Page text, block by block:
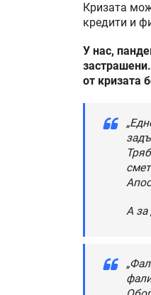
Кризата
кредити и
У нас,
от кризата
А за